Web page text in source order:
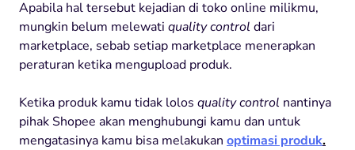
Apabila hal tersebut kejadian di toko online milikmu,
mungkin belum melewati quality control dari
marketplace, sebab setiap marketplace menerapkan
peraturan ketika mengupload produk.
Ketika produk kamu tidak lolos quality control nantinya
pihak Shopee akan menghubungi kamu dan untuk
mengatasinya kamu bisa melakukan optimasi produk.